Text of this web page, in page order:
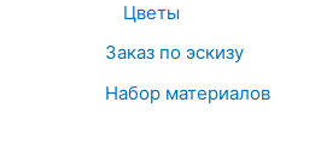
Цветы
Заказ по эскизу
Набор материалов